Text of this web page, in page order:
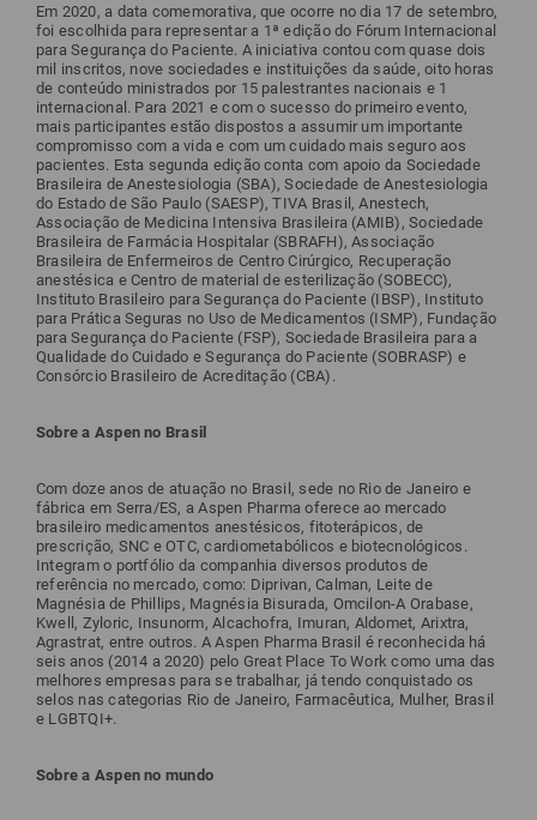
Em 2020, a data comemorativa, que ocorre no dia 17 de setembro,
foi escolhida para representar a 1ª edição do Fórum Internacional
para Segurança do Paciente. A iniciativa contou com quase dois
mil inscritos, nove sociedades e instituições da saúde, oito horas
de conteúdo ministrados por 15 palestrantes nacionais e 1
internacional. Para 2021 e com o sucesso do primeiro evento,
mais participantes estão dispostos a assumir um importante
compromisso com a vida e com um cuidado mais seguro aos
pacientes. Esta segunda edição conta com apoio da Sociedade
Brasileira de Anestesiologia (SBA), Sociedade de Anestesiologia
do Estado de São Paulo (SAESP), TIVA Brasil, Anestech,
Associação de Medicina Intensiva Brasileira (AMIB), Sociedade
Brasileira de Farmácia Hospitalar (SBRAFH), Associação
Brasileira de Enfermeiros de Centro Cirúrgico, Recuperação
anestésica e Centro de material de esterilização (SOBECC),
Instituto Brasileiro para Segurança do Paciente (IBSP), Instituto
para Prática Seguras no Uso de Medicamentos (ISMP), Fundação
para Segurança do Paciente (FSP), Sociedade Brasileira para a
Qualidade do Cuidado e Segurança do Paciente (SOBRASP) e
Consórcio Brasileiro de Acreditação (CBA).
Sobre a Aspen no Brasil
Com doze anos de atuação no Brasil, sede no Rio de Janeiro e
fábrica em Serra/ES, a Aspen Pharma oferece ao mercado
brasileiro medicamentos anestésicos, fitoterápicos, de
prescrição, SNC e OTC, cardiometabólicos e biotecnológicos.
Integram o portfólio da companhia diversos produtos de
referência no mercado, como: Diprivan, Calman, Leite de
Magnésia de Phillips, Magnésia Bisurada, Omcilon-A Orabase,
Kwell, Zyloric, Insunorm, Alcachofra, Imuran, Aldomet, Arixtra,
Agrastrat, entre outros. A Aspen Pharma Brasil é reconhecida há
seis anos (2014 a 2020) pelo Great Place To Work como uma das
melhores empresas para se trabalhar, já tendo conquistado os
selos nas categorias Rio de Janeiro, Farmacêutica, Mulher, Brasil
e LGBTQI+.
Sobre a Aspen no mundo